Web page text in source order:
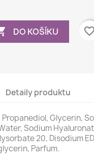
DO KOŠÍKU favorite_border
Detaily produktu
Propanediol, Glycerin,
Sodium
20, Disodium
Parfum.